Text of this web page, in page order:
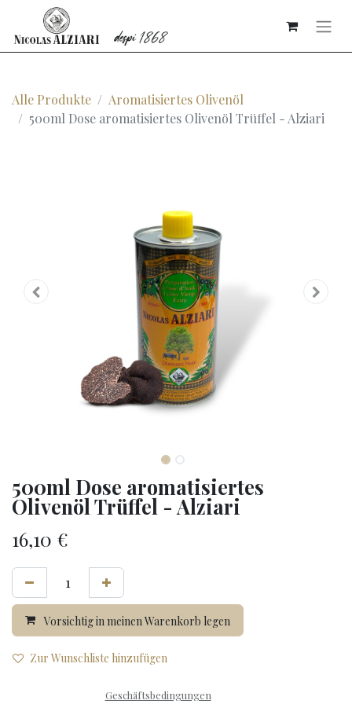
Alle Produkte
Aromatisiertes Olivenöl
500ml Dose aromatisiertes Olivenöl Trüffel - Alziari
500ml Dose aromatisiertes
Olivenöl Trüffel - Alziari
16,10 €
Vorsichtig in meinen Warenkorb legen
Zur Wunschliste hinzufügen
Geschäftsbedingungen